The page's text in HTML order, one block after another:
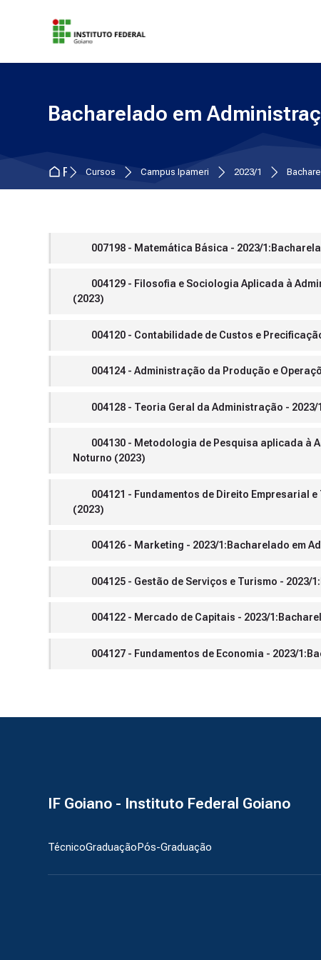
Bacharelado em
Página inicial
Cursos Campus Ipameri 2023/1
007198 - Matemática Básica - 2023/
004129 - Filosofia e Sociologia Aplicada à
(2023)
004120 - Contabilidade de Custos e
004124 - Administração da Produção e
004128 - Teoria Geral da Administração -
004130 - Metodologia de Pesquisa aplicada à
Noturno (2023)
004121 - Fundamentos de Direito Empresarial
(2023)
004126 - Marketing - 2023/1:Bacharelado em
004125 - Gestão de Serviços e Turismo -
004122 - Mercado de Capitais - 2023/
004127 - Fundamentos de Economia - 2023/
IF Goiano - Instituto Federal Goiano
TécnicoGraduaçãoPós-Graduação